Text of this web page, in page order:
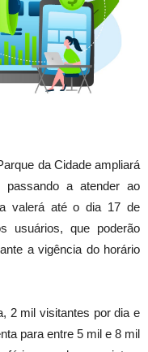
da Cidade ampliará
a atender ao
valerá até o dia 17 de
usuários, que poderão
a vigência do horário
2 mil visitantes por dia e
para entre 5 mil e 8 mil